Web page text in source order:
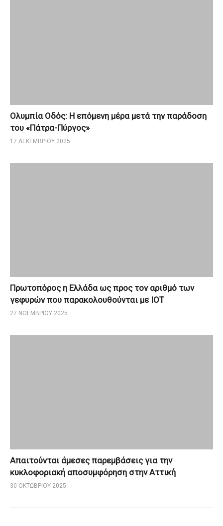
Ολυμπία Οδός: Η επόμενη μέρα μετά την παράδοση
του «Πάτρα-Πύργος»
17 ΔΕΚΕΜΒΡΊΟΥ 2025
Πρωτοπόρος η Ελλάδα ως προς τον αριθμό των
γεφυρών που παρακολουθούνται με ΙΟΤ
27 ΝΟΕΜΒΡΊΟΥ 2025
Απαιτούνται άμεσες παρεμβάσεις για την
κυκλοφοριακή αποσυμφόρηση στην Αττική
30 ΟΚΤΩΒΡΊΟΥ 2025